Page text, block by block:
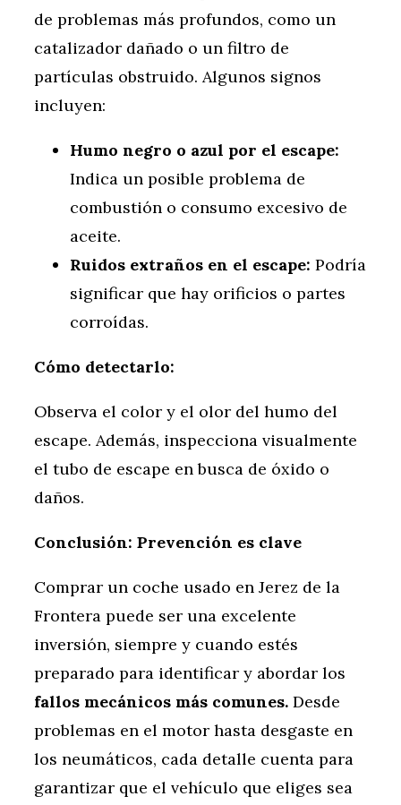
de problemas más profundos, como un
catalizador dañado o un filtro de
partículas obstruido. Algunos signos
incluyen:
Humo negro o azul por el escape:
Indica un posible problema de
combustión o consumo excesivo de
aceite.
Ruidos extraños en el escape: Podría
significar que hay orificios o partes
corroídas.
Cómo detectarlo:
Observa el color y el olor del humo del
escape. Además, inspecciona visualmente
el tubo de escape en busca de óxido o
daños.
Conclusión: Prevención es clave
Comprar un coche usado en Jerez de la
Frontera puede ser una excelente
inversión, siempre y cuando estés
preparado para identificar y abordar los
fallos mecánicos más comunes. Desde
problemas en el motor hasta desgaste en
los neumáticos, cada detalle cuenta para
garantizar que el vehículo que eliges sea